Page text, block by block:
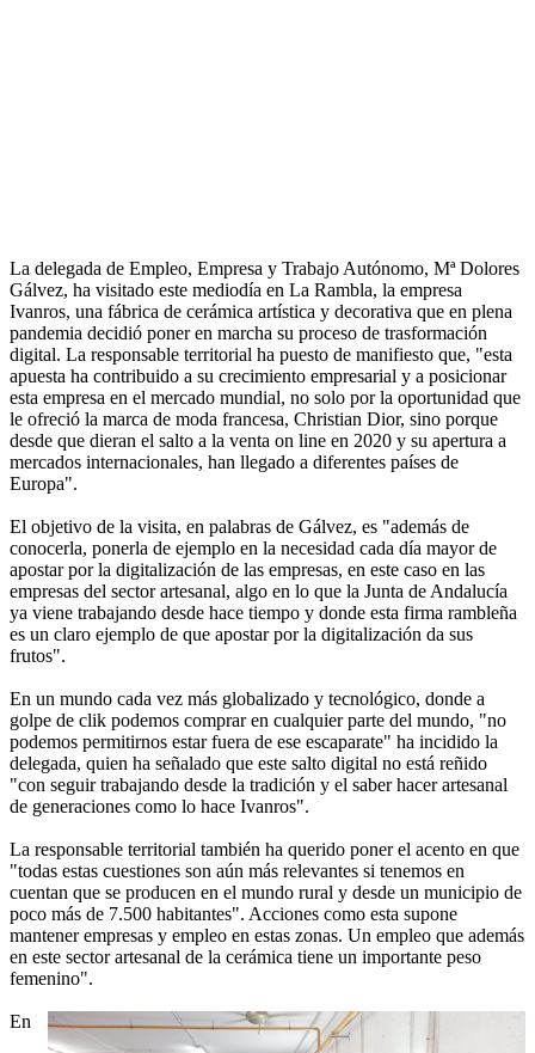
La delegada de Empleo, Empresa y Trabajo Autónomo, Mª Dolores
Gálvez, ha visitado este mediodía en La Rambla, la empresa
Ivanros, una fábrica de cerámica artística y decorativa que en plena
pandemia decidió poner en marcha su proceso de trasformación
digital. La responsable territorial ha puesto de manifiesto que, "esta
apuesta ha contribuido a su crecimiento empresarial y a posicionar
esta empresa en el mercado mundial, no solo por la oportunidad que
le ofreció la marca de moda francesa, Christian Dior, sino porque
desde que dieran el salto a la venta on line en 2020 y su apertura a
mercados internacionales, han llegado a diferentes países de
Europa".
El objetivo de la visita, en palabras de Gálvez, es "además de
conocerla, ponerla de ejemplo en la necesidad cada día mayor de
apostar por la digitalización de las empresas, en este caso en las
empresas del sector artesanal, algo en lo que la Junta de Andalucía
ya viene trabajando desde hace tiempo y donde esta firma rambleña
es un claro ejemplo de que apostar por la digitalización da sus
frutos".
En un mundo cada vez más globalizado y tecnológico, donde a
golpe de clik podemos comprar en cualquier parte del mundo, "no
podemos permitirnos estar fuera de ese escaparate" ha incidido la
delegada, quien ha señalado que este salto digital no está reñido
"con seguir trabajando desde la tradición y el saber hacer artesanal
de generaciones como lo hace Ivanros".
La responsable territorial también ha querido poner el acento en que
"todas estas cuestiones son aún más relevantes si tenemos en
cuentan que se producen en el mundo rural y desde un municipio de
poco más de 7.500 habitantes". Acciones como esta supone
mantener empresas y empleo en estas zonas. Un empleo que además
en este sector artesanal de la cerámica tiene un importante peso
femenino".
En